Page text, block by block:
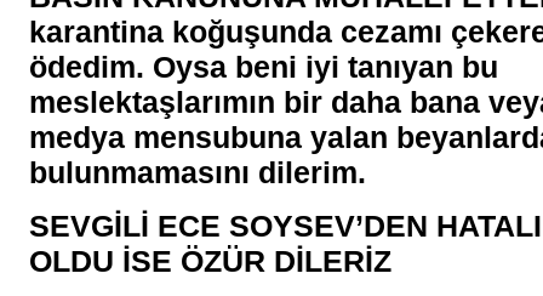
karantina koğuşunda cezamı
ödedim. Oysa beni iyi tanıyan bu
meslektaşlarımın bir daha bana
medya mensubuna yalan
bulunmamasını dilerim.
SEVGİLİ ECE SOYSEV’DEN
OLDU İSE ÖZÜR DİLERİZ